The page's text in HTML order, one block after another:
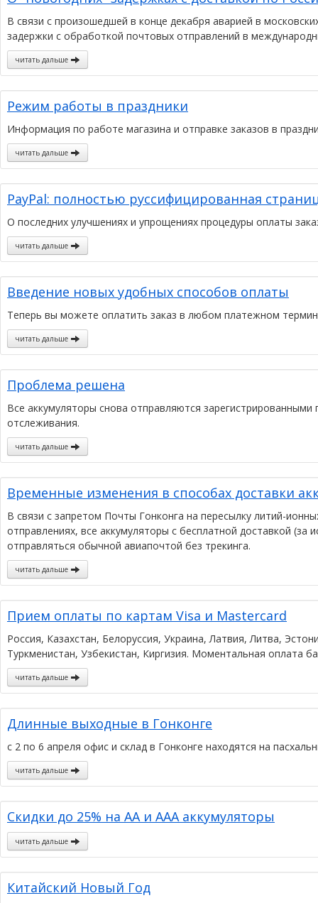
В связи с произошедшей в конце декабря аварией в
задержки с обработкой почтовых отправлений в
читать дальше
Режим работы в праздники
Информация по работе магазина и отправке заказов в
читать дальше
PayPal: полностью руссифицированная
О последних улучшениях и упрощениях процедуры оплаты
читать дальше
Введение новых удобных способов оплаты
Теперь вы можете оплатить заказ в любом платежном
читать дальше
Проблема решена
Все аккумуляторы снова отправляются
отслеживания.
читать дальше
Временные изменения в способах доставки
В связи с запретом Почты Гонконга на пересылку литий-
отправлениях, все аккумуляторы с бесплатной доставкой
отправляться обычной авиапочтой без трекинга.
читать дальше
Прием оплаты по картам Visa и Mastercard
Россия, Казахстан, Белоруссия, Украина, Латвия, Литва,
Туркменистан, Узбекистан, Киргизия. Моментальная оплата
читать дальше
Длинные выходные в Гонконге
с 2 по 6 апреля офис и склад в Гонконге находятся на
читать дальше
Скидки до 25% на АА и ААА аккумуляторы
читать дальше
Китайский Новый Год